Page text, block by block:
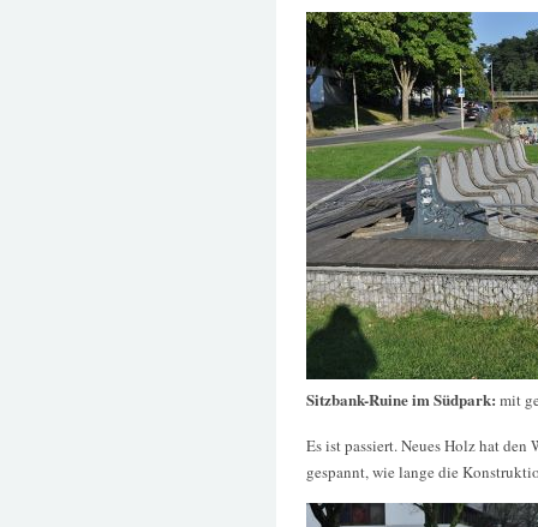
Sitzbank-Ruine im Südpark: mit
Es ist passiert. Neues Holz hat den
gespannt, wie lange die